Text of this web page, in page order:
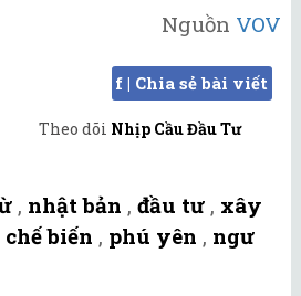
Nguồn VOV
f | Chia sẻ bài viết
Theo dõi Nhịp Cầu Đầu Tư
, nhật bản , đầu tư , xây
chế biến , phú yên , ngư